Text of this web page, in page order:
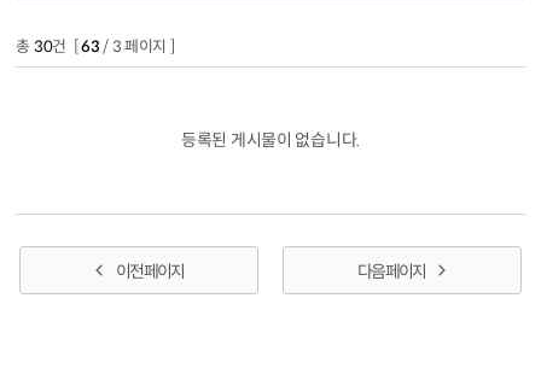
총 30건 [ 63/ 3 페이지 ]
등록된 게시물이 없습니다.
이전 페이지 다음 페이지